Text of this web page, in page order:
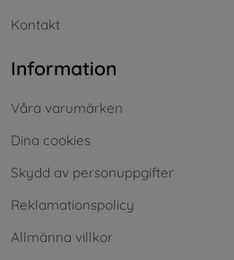
Kontakt
Information
Våra varumärken
Dina cookies
Skydd av personuppgifter
Reklamationspolicy
Allmänna villkor